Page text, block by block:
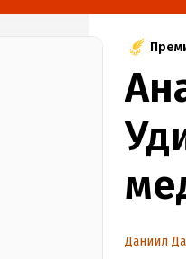
Даниил